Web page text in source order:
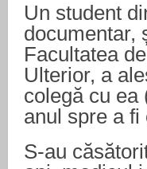
Un student
documentar,
Facultatea
Ulterior, a
colegă cu ea
anul spre a
S-au